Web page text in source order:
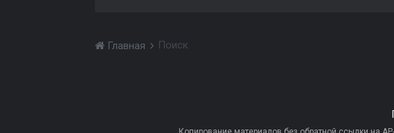
Главная Поиск